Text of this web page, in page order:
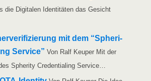
die Digi­ta­len Iden­ti­tä­ten das Gesicht
mit dem “Sphe­ri­
Ser­vice” Von Ralf Keu­per Mit der
Sphe­ri­ty Cre­den­tia­l­ing Service…